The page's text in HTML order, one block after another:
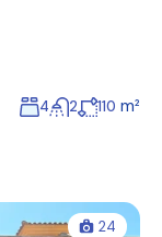
4 2 110 m²
24